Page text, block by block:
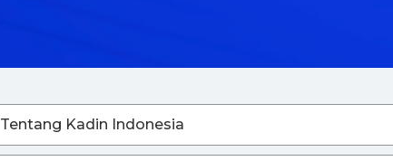
Tentang Kadin Indonesia